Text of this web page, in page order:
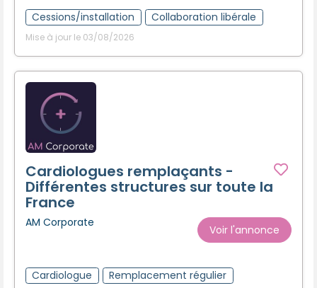
Cessions/installation Collaboration libérale
Mise à jour le 03/08/2026
Cardiologues remplaçants -
Différentes structures sur toute la
France
AM Corporate
Voir l'annonce
Cardiologue Remplacement régulier